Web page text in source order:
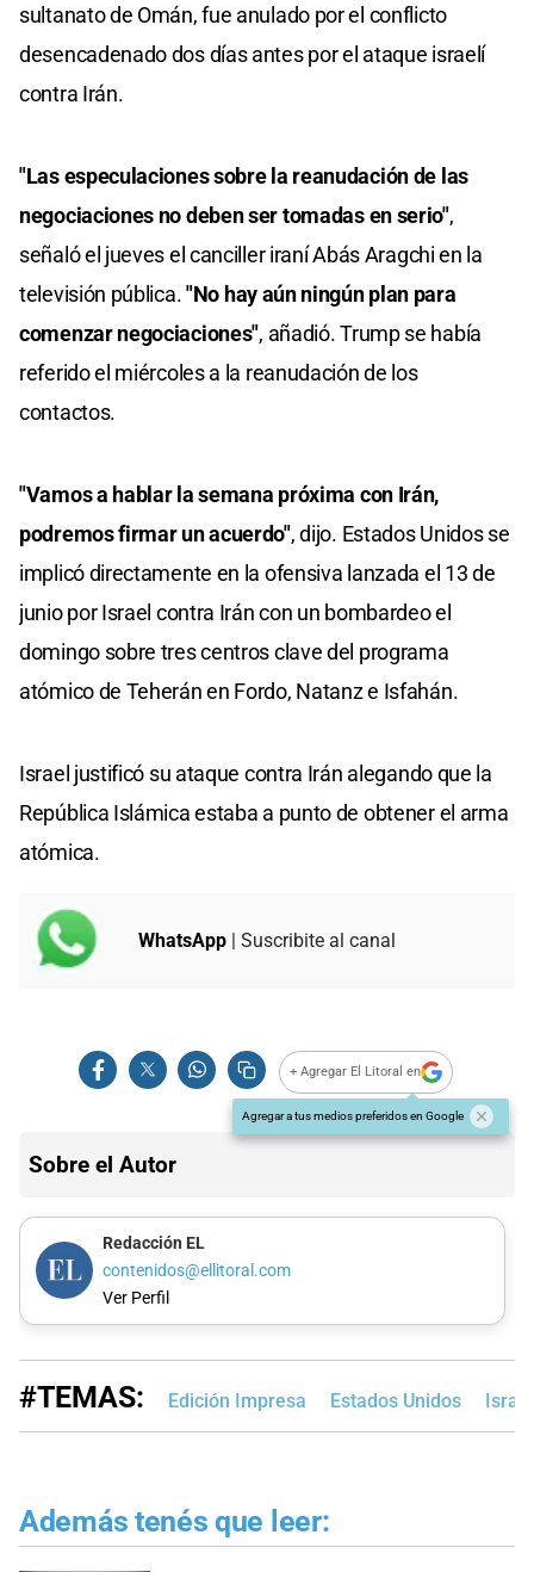
sultanato de Omán, fue anulado por el conflicto
desencadenado dos días antes por el ataque israelí
contra Irán.
"Las especulaciones sobre la reanudación de las
negociaciones no deben ser tomadas en serio",
señaló el jueves el canciller iraní Abás Aragchi en la
televisión pública."No hay aún ningún plan para
comenzar negociaciones", añadió. Trump se había
referido el miércoles a la reanudación de los
contactos.
"Vamos a hablar la semana próxima con Irán,
podremos firmar un acuerdo", dijo. Estados Unidos se
implicó directamente en la ofensiva lanzada el 13 de
junio por Israel contra Irán con un bombardeo el
domingo sobre tres centros clave del programa
atómico de Teherán en Fordo, Natanz e Isfahán.
Israel justificó su ataque contra Irán alegando que la
República Islámica estaba a punto de obtener el arma
atómica.
WhatsApp | Suscribite al canal
+ Agregar El Litoral en
Agregar a tus medios preferidos en Google
Sobre el Autor
Redacción EL
contenidos@ellitoral.com
Ver Perfil
#TEMAS: Edición Impresa Estados Unidos Israel
Además tenés que leer: